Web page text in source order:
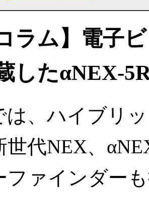
ラム】電子
したαNEX-
、ハイブリ
世代NEX、
ファインダー